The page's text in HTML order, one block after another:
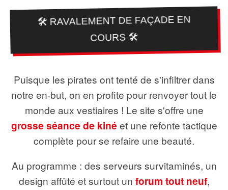
🛠️ RAVALEMENT DE FAÇADE EN
COURS 🛠️
Puisque les pirates ont tenté de s'infiltrer dans
notre en-but, on en profite pour renvoyer tout le
monde aux vestiaires ! Le site s'offre une
grosse séance de kiné et une refonte tactique
complète pour se refaire une beauté.
Au programme : des serveurs survitaminés, un
design affûté et surtout un forum tout neuf,